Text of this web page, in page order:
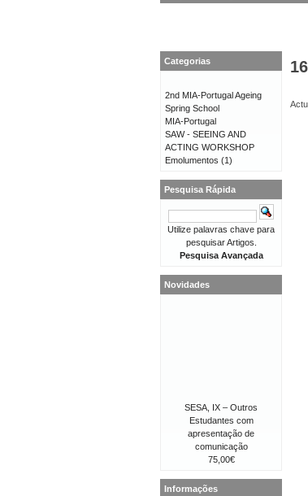
Categorias
2nd MIA-Portugal Ageing
Spring School
MIA-Portugal
SAW - SEEING AND
ACTING WORKSHOP
Emolumentos (1)
Pesquisa Rápida
Utilize palavras chave para
pesquisar Artigos.
Pesquisa Avançada
Novidades
SESA, IX – Outros
Estudantes com
apresentação de
comunicação
75,00€
Informações